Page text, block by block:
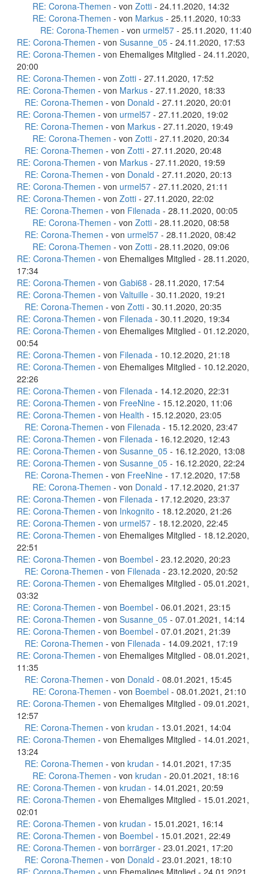
RE: Corona-Themen - von Zotti - 24.11.2020, 14:32
RE: Corona-Themen - von Markus - 25.11.2020, 10:33
RE: Corona-Themen - von urmel57 - 25.11.2020, 11:40
RE: Corona-Themen - von Susanne_05 - 24.11.2020, 17:53
RE: Corona-Themen - von Ehemaliges Mitglied - 24.11.2020,
20:00
RE: Corona-Themen - von Zotti - 27.11.2020, 17:52
RE: Corona-Themen - von Markus - 27.11.2020, 18:33
RE: Corona-Themen - von Donald - 27.11.2020, 20:01
RE: Corona-Themen - von urmel57 - 27.11.2020, 19:02
RE: Corona-Themen - von Markus - 27.11.2020, 19:49
RE: Corona-Themen - von Zotti - 27.11.2020, 20:34
RE: Corona-Themen - von Zotti - 27.11.2020, 20:48
RE: Corona-Themen - von Markus - 27.11.2020, 19:59
RE: Corona-Themen - von Donald - 27.11.2020, 20:13
RE: Corona-Themen - von urmel57 - 27.11.2020, 21:11
RE: Corona-Themen - von Zotti - 27.11.2020, 22:02
RE: Corona-Themen - von Filenada - 28.11.2020, 00:05
RE: Corona-Themen - von Zotti - 28.11.2020, 08:58
RE: Corona-Themen - von urmel57 - 28.11.2020, 08:42
RE: Corona-Themen - von Zotti - 28.11.2020, 09:06
RE: Corona-Themen - von Ehemaliges Mitglied - 28.11.2020,
17:34
RE: Corona-Themen - von Gabi68 - 28.11.2020, 17:54
RE: Corona-Themen - von Valtuille - 30.11.2020, 19:21
RE: Corona-Themen - von Zotti - 30.11.2020, 20:35
RE: Corona-Themen - von Filenada - 30.11.2020, 19:34
RE: Corona-Themen - von Ehemaliges Mitglied - 01.12.2020,
00:54
RE: Corona-Themen - von Filenada - 10.12.2020, 21:18
RE: Corona-Themen - von Ehemaliges Mitglied - 10.12.2020,
22:26
RE: Corona-Themen - von Filenada - 14.12.2020, 22:31
RE: Corona-Themen - von FreeNine - 15.12.2020, 11:06
RE: Corona-Themen - von Health - 15.12.2020, 23:05
RE: Corona-Themen - von Filenada - 15.12.2020, 23:47
RE: Corona-Themen - von Filenada - 16.12.2020, 12:43
RE: Corona-Themen - von Susanne_05 - 16.12.2020, 13:08
RE: Corona-Themen - von Susanne_05 - 16.12.2020, 22:24
RE: Corona-Themen - von FreeNine - 17.12.2020, 17:58
RE: Corona-Themen - von Donald - 17.12.2020, 21:37
RE: Corona-Themen - von Filenada - 17.12.2020, 23:37
RE: Corona-Themen - von Inkognito - 18.12.2020, 21:26
RE: Corona-Themen - von urmel57 - 18.12.2020, 22:45
RE: Corona-Themen - von Ehemaliges Mitglied - 18.12.2020,
22:51
RE: Corona-Themen - von Boembel - 23.12.2020, 20:23
RE: Corona-Themen - von Filenada - 23.12.2020, 20:52
RE: Corona-Themen - von Ehemaliges Mitglied - 05.01.2021,
03:32
RE: Corona-Themen - von Boembel - 06.01.2021, 23:15
RE: Corona-Themen - von Susanne_05 - 07.01.2021, 14:14
RE: Corona-Themen - von Boembel - 07.01.2021, 21:39
RE: Corona-Themen - von Filenada - 14.09.2021, 17:19
RE: Corona-Themen - von Ehemaliges Mitglied - 08.01.2021,
11:35
RE: Corona-Themen - von Donald - 08.01.2021, 15:45
RE: Corona-Themen - von Boembel - 08.01.2021, 21:10
RE: Corona-Themen - von Ehemaliges Mitglied - 09.01.2021,
12:57
RE: Corona-Themen - von krudan - 13.01.2021, 14:04
RE: Corona-Themen - von Ehemaliges Mitglied - 14.01.2021,
13:24
RE: Corona-Themen - von krudan - 14.01.2021, 17:35
RE: Corona-Themen - von krudan - 20.01.2021, 18:16
RE: Corona-Themen - von krudan - 14.01.2021, 20:59
RE: Corona-Themen - von Ehemaliges Mitglied - 15.01.2021,
02:01
RE: Corona-Themen - von krudan - 15.01.2021, 16:14
RE: Corona-Themen - von Boembel - 15.01.2021, 22:49
RE: Corona-Themen - von borrärger - 23.01.2021, 17:20
RE: Corona-Themen - von Donald - 23.01.2021, 18:10